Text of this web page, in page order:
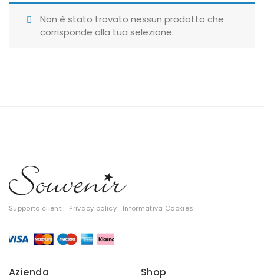
Giubbotti
Tute
Tutti
Gift Card
Non è stato trovato nessun prodotto che
corrisponde alla tua selezione.
Supporto clienti Privacy policy Informativa Cookies
Azienda Shop